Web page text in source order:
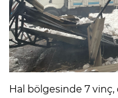
Hal bölgesinde 7 vinç,